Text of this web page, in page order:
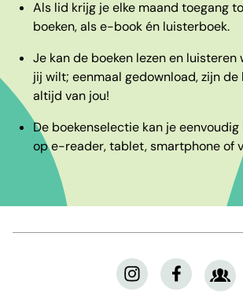
Als lid krijg je elke maand toegang
boeken, als e-book én luisterboek.
Je kan de boeken lezen en luisteren
jij wilt; eenmaal gedownload, zijn de
altijd van jou!
De boekenselectie kan je
op e-reader, tablet, smartphone of